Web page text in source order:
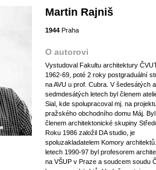
Martin Rajniš
1944 Praha
O autorovi
Vystudoval Fakultu architektury
1962-69, poté 2 roky postgraduální
na AVU u prof. Cubra. V šedesátých a
sedmdesátých letech byl členem
Sial, kde spolupracoval mj. na
pražského obchodního domu Máj.
členem architektonické skupiny
Roku 1986 založil DA studio, je
spoluzakladatelem Komory
letech 1990-97 byl profesorem
na VŠUP v Praze a soudcem soudu